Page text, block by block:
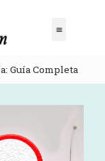
Guía Completa